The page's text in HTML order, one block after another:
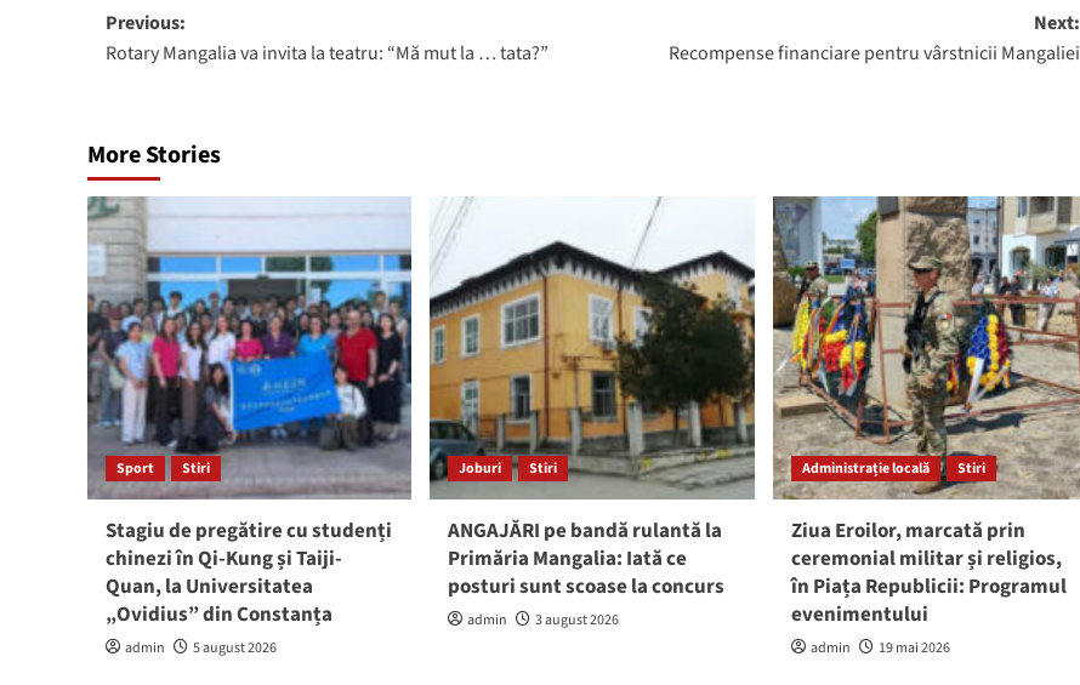
Post
navigation
Previous:
Rotary Mangalia va invita la teatru: “Mă mut la … tata?”
Next:
Recompense financiare pentru vârstnicii Mangaliei
More Stories
Sport Stiri
Stagiu de pregătire cu studenți
chinezi în Qi-Kung și Taiji-
Quan, la Universitatea
„Ovidius” din Constanța
admin 5 august 2026
Joburi Stiri
ANGAJĂRI pe bandă rulantă la
Primăria Mangalia: Iată ce
posturi sunt scoase la concurs
admin 3 august 2026
Administrație locală Stiri
Ziua Eroilor, marcată prin
ceremonial militar și religios,
în Piața Republicii: Programul
evenimentului
admin 19 mai 2026